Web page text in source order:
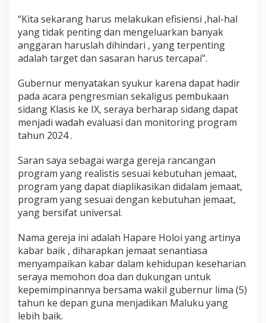
“Kita sekarang harus melakukan efisiensi ,hal-hal
yang tidak penting dan mengeluarkan banyak
anggaran haruslah dihindari , yang terpenting
adalah target dan sasaran harus tercapai”.
Gubernur menyatakan syukur karena dapat hadir
pada acara pengresmian sekaligus pembukaan
sidang Klasis ke IX, seraya berharap sidang dapat
menjadi wadah evaluasi dan monitoring program
tahun 2024 .
Saran saya sebagai warga gereja rancangan
program yang realistis sesuai kebutuhan jemaat,
program yang dapat diaplikasikan didalam jemaat,
program yang sesuai dengan kebutuhan jemaat,
yang bersifat universal.
Nama gereja ini adalah Hapare Holoi yang artinya
kabar baik , diharapkan jemaat senantiasa
menyampaikan kabar dalam kehidupan keseharian
seraya memohon doa dan dukungan untuk
kepemimpinannya bersama wakil gubernur lima (5)
tahun ke depan guna menjadikan Maluku yang
lebih baik.